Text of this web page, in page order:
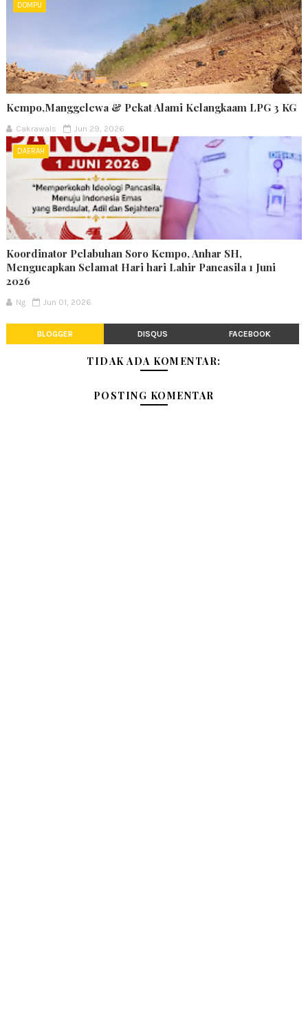
DOMPU
Kempo,Manggelewa & Pekat Alami Kelangkaam LPG 3 KG
Cakrawals Jun 29, 2026
DAERAH
Koordinator Pelabuhan Soro Kempo, Anhar SH,
Mengucapkan Selamat Hari hari Lahir Pancasila 1 Juni
2026
Ng Jun 01, 2026
BLOGGER DISQUS FACEBOOK
TIDAK ADA KOMENTAR:
POSTING KOMENTAR